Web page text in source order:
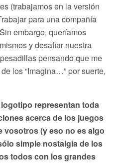
(trabajamos en la versión
para una compañía
embargo, queríamos
y desafiar nuestra
pensando que me
los “Imagina…” por suerte,
representan toda
acerca de los juegos
vosotros (y eso no es algo
simple nostalgia de los
todos con los grandes